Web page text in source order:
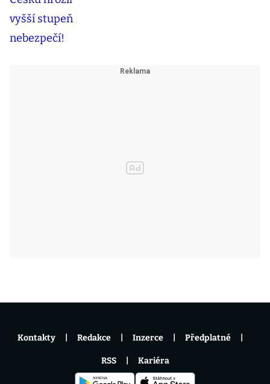
Kontakty Redakce Inzerce Předplatné
RSS Kariéra